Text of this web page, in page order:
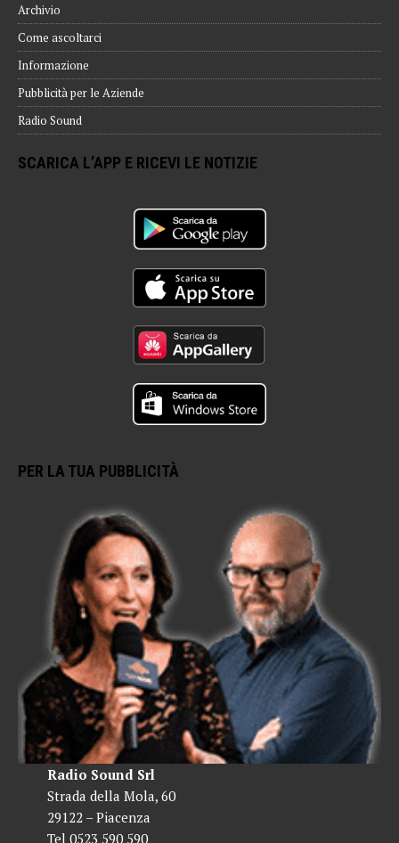
Archivio
Come ascoltarci
Informazione
Pubblicità per le Aziende
Radio Sound
SCARICA L’APP E RICEVI LE NOTIZIE
PER LA TUA PUBBLICITÀ
Radio Sound Srl
Strada della Mola, 60
29122 – Piacenza
Tel 0523 590 590